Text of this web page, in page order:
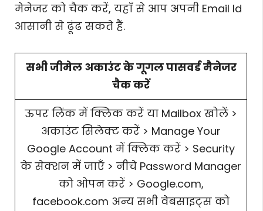
मेनेजर को चैक करें, यहाँ से आप अपनी Email Id
आसानी से ढूंढ सकते हैं.
सभी जीमेल अकाउंट के गूगल पासवर्ड मैनेजर
चैक करें
ऊपर लिंक में क्लिक करें या Mailbox खोलें >
अकाउंट सिलेक्ट करें > Manage Your
Google Account में क्लिक करें > Security
के सेक्शन में जाएँ > नीचे Password Manager
को ओपन करें > Google.com,
facebook.com अन्य सभी वेबसाइट्स को